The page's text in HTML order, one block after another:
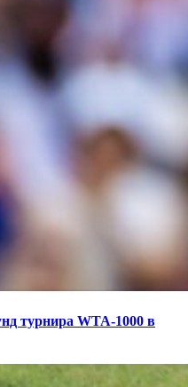
турнира WTA-1000 в